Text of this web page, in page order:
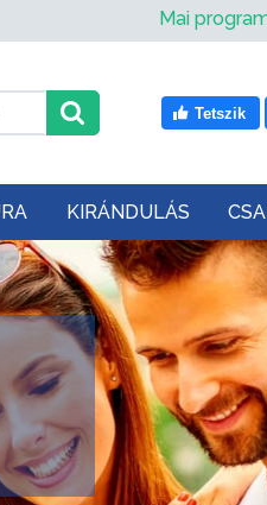
Mai
Tetszik
KIRÁNDULÁS